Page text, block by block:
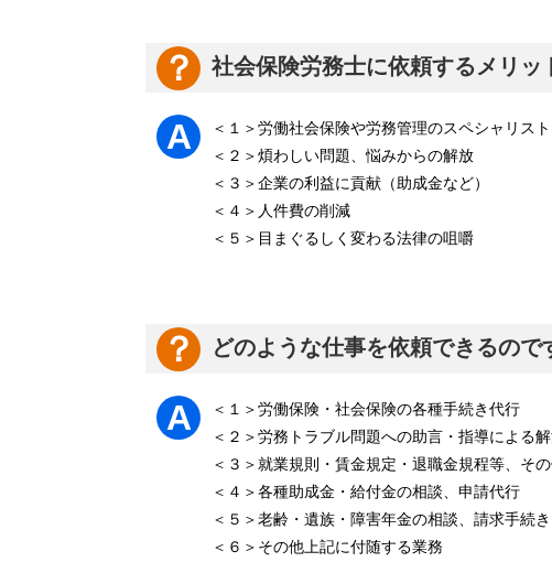
社会保険労務士に依頼するメリッ
＜１＞労働社会保険や労務管理のスペシャリス
＜２＞煩わしい問題、悩みからの解放
＜３＞企業の利益に貢献（助成金など）
＜４＞人件費の削減
＜５＞目まぐるしく変わる法律の咀嚼
どのような仕事を依頼できるので
＜１＞労働保険・社会保険の各種手続き代行
＜２＞労務トラブル問題への助言・指導による
＜３＞就業規則・賃金規定・退職金規程等、そ
＜４＞各種助成金・給付金の相談、申請代行
＜５＞老齢・遺族・障害年金の相談、請求手続き
＜６＞その他上記に付随する業務